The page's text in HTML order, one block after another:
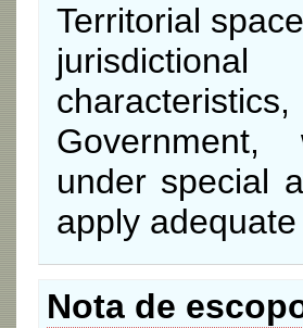
Territorial
under special
apply
Nota de